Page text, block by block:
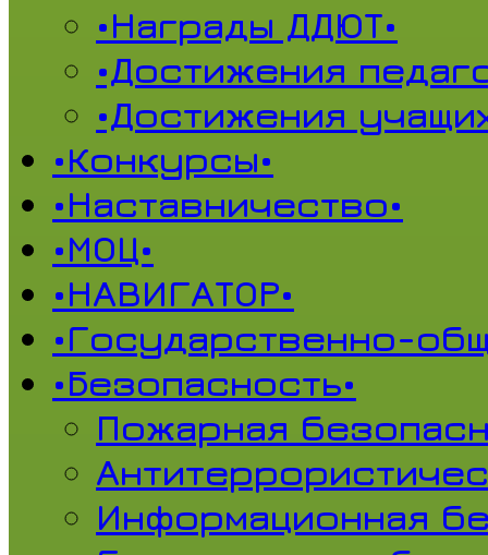
•Награды ДДЮТ•
•Достижения
•Достижения
•Конкурсы•
•Наставничество•
•МОЦ•
•НАВИГАТОР•
•Государственно-
•Безопасность•
Пожарная
Информационная